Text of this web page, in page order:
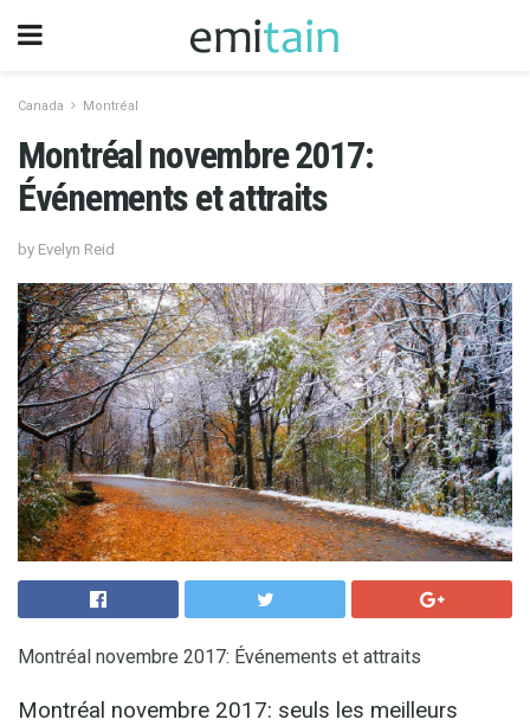
Canada Montréal
Montréal novembre 2017:
Événements et attraits
by Evelyn Reid
Montréal novembre 2017: Événements et attraits
Montréal novembre 2017: seuls les meilleurs